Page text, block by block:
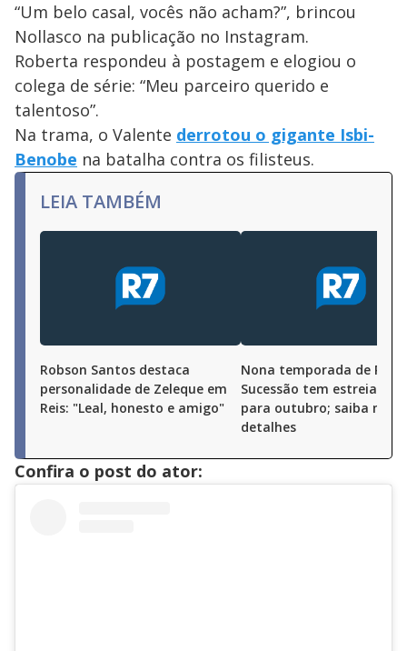
“Um belo casal, vocês não acham?”, brincou
Nollasco na publicação no Instagram.
Roberta respondeu à postagem e elogiou o
colega de série: “Meu parceiro querido e
talentoso”.
Na trama, o Valente derrotou o gigante Isbi-
Benobe na batalha contra os filisteus.
LEIA TAMBÉM
Robson Santos destaca
personalidade de Zeleque em
Reis: "Leal, honesto e amigo"
Nona temporada de Reis,
Sucessão tem estreia
para outubro; saiba mais
detalhes
Confira o post do ator: